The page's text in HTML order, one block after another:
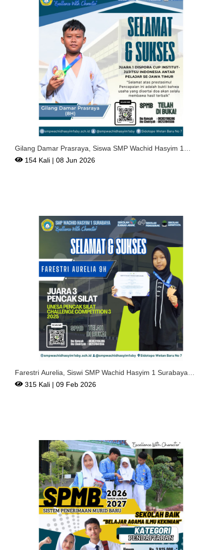
Gilang Damar Prasraya, Siswa SMP Wachid Hasyim 1
Surabaya Ra
154 Kali | 08 Jun 2026
Farestri Aurelia, Siswi SMP Wachid Hasyim 1 Surabaya
Meraih315 Kali | 09 Feb 2026